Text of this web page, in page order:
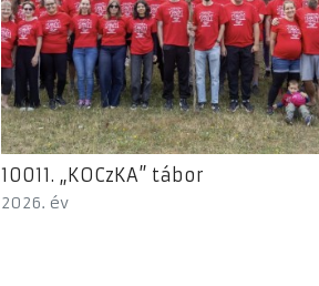
10011. „KOCzKA” tábor
2026. év